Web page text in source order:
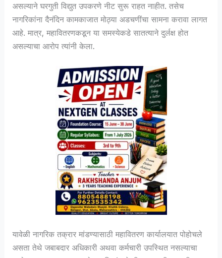
असल्याने घरगुती विद्युत उपकरणे नीट सुरू राहत नाहीत. तसेच
नागरिकांना दैनंदिन कामकाजात मोठ्या अडचणींचा सामना करावा लागत
आहे. मात्र, महावितरणकडून या समस्येकडे सातत्याने दुर्लक्ष होत
असल्याचा आरोप त्यांनी केला.
यावेळी नागरिक तक्रार मांडण्यासाठी महावितरण कार्यालयात पोहोचले
असता तेथे जबाबदार अधिकारी अथवा कर्मचारी उपस्थित नसल्याचा